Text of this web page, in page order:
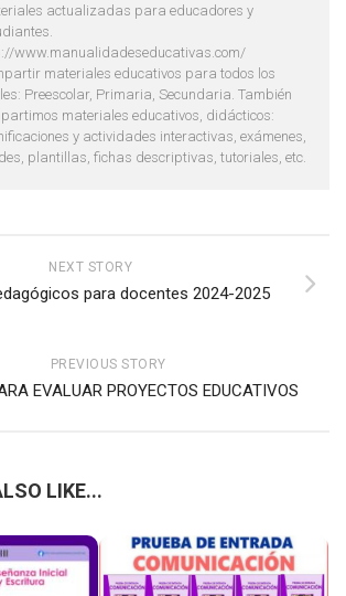
actualizadas para educadores y
www.manualidadeseducativas.com/
materiales educativos para todos los
Preescolar, Primaria, Secundaria. También
materiales educativos, didácticos:
y actividades interactivas, exámenes,
plantillas, fichas descriptivas, tutoriales, etc.
NEXT STORY
para docentes 2024-2025
PREVIOUS STORY
EVALUAR PROYECTOS EDUCATIVOS
LIKE...